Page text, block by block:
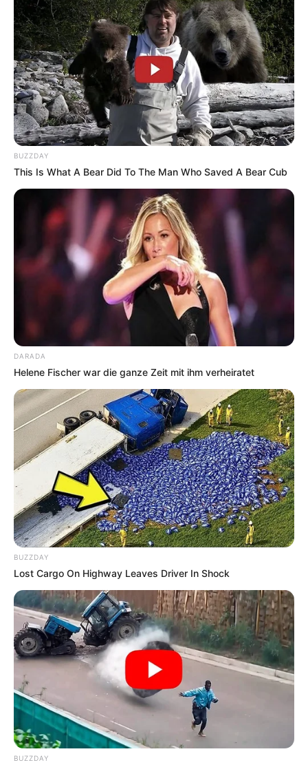
BUZZDAY
This Is What A Bear Did To The Man Who Saved A Bear Cub
DARADA
Helene Fischer war die ganze Zeit mit ihm verheiratet
BUZZDAY
Lost Cargo On Highway Leaves Driver In Shock
BUZZDAY